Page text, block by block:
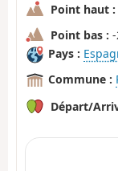
Point haut :
Point bas :
Pays :
Commune :
Départ/